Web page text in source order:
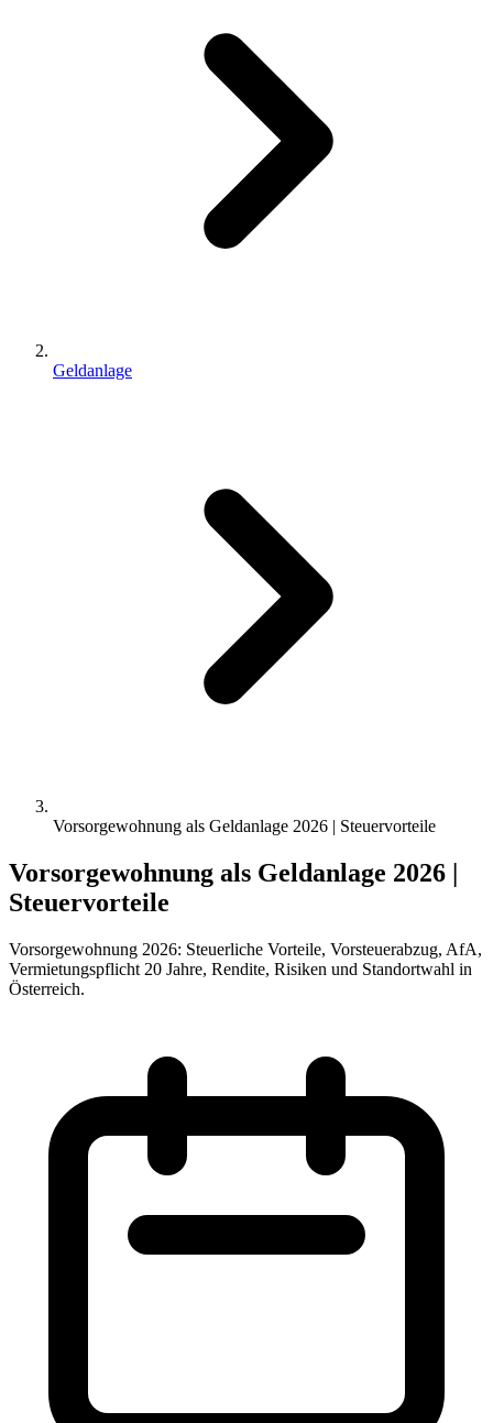
Geldanlage
Vorsorgewohnung als Geldanlage 2026 | Steuervorteile
Vorsorgewohnung als Geldanlage 2026 |
Steuervorteile
Vorsorgewohnung 2026: Steuerliche Vorteile, Vorsteuerabzug, AfA,
Vermietungspflicht 20 Jahre, Rendite, Risiken und Standortwahl in
Österreich.